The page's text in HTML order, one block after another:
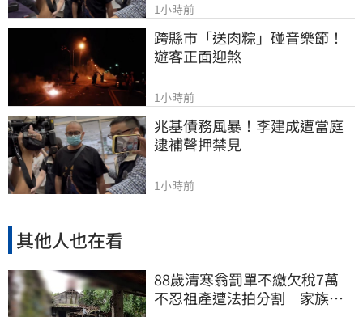
1小時前
跨縣市「送肉粽」碰音樂節！
遊客正面迎煞
1小時前
兆基債務風暴！李建成遭當庭
逮補聲押禁見
1小時前
其他人也在看
88歲清寒翁罰單不繳欠稅7萬
不忍祖產遭法拍分割 家族按